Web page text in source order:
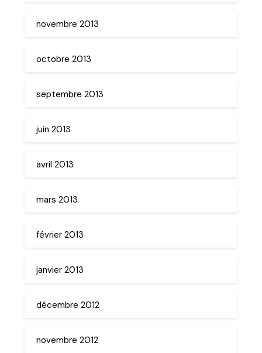
novembre 2013
octobre 2013
septembre 2013
juin 2013
avril 2013
mars 2013
février 2013
janvier 2013
décembre 2012
novembre 2012